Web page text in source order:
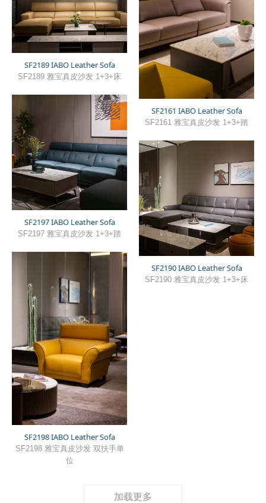
SF2161 IABO Leather Sofa
SF2161 雅宝真皮沙发 1+3+踏
SF2189 IABO Leather Sofa
SF2189 雅宝真皮沙发 1+3+床
SF2197 IABO Leather Sofa
SF2197 雅宝真皮沙发 1+3+踏
SF2190 IABO Leather Sofa
SF2190 雅宝真皮沙发 1+3+床
SF2198 IABO Leather Sofa
SF2198 雅宝真皮沙发 双扶手单
位
加载更多